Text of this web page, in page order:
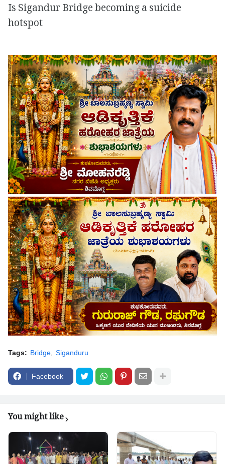
Is Sigandur Bridge becoming a suicide
hotspot
Tags: Bridge Siganduru
Facebook
You might like